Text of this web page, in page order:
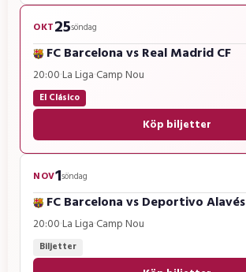
OKT25söndag
FC BarcelonavsReal Madrid CF
20:00·La Liga·Camp Nou
El Clásico
Köp biljetter
NOV1söndag
FC BarcelonavsDeportivo Alavés
20:00·La Liga·Camp Nou
Biljetter